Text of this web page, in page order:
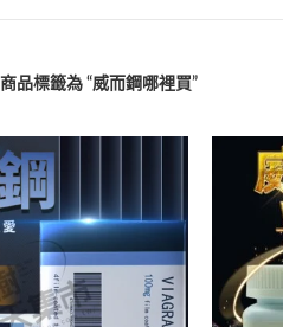
商品標籤為 “威而鋼哪裡買”